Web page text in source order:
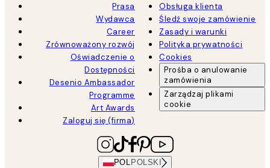
Prasa
Wydawca
Career
Zrównoważony rozwój
Oświadczenie o
Dostępności
Desenio Ambassador
Programme
Art Awards
Zaloguj się (firma)
Obsługa klienta
Śledź swoje zamówienie
Zasady i warunki
Polityka prywatności
Cookies
Prośba o anulowanie
zamówienia
Zarządzaj plikami
cookie
POL POLSKI